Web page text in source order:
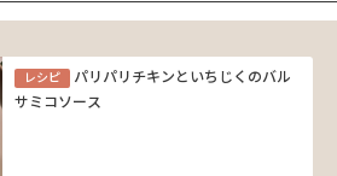
レシピ
パリパリチキンといちじくのバル
サミコソース